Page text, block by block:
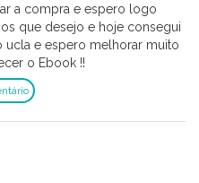
a compra e espero logo
que desejo e hoje consegui
ucla e espero melhorar muito
o Ebook !!